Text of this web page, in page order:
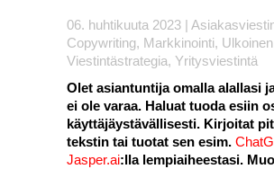
06. huhtikuuta 2023 |
Copywriting, Markkinointi,
Viestintästrategia, Yritysviestintä
Olet asian­tun­ti­ja omal­la alal­la­si
ei ole varaa. Haluat tuo­da esiin
käyt­tä­jäys­tä­väl­li­ses­ti. Kir­joi­tat
teks­tin tai tuo­tat sen esim.
Jasper.ai:lla lem­piai­hees­ta­si.